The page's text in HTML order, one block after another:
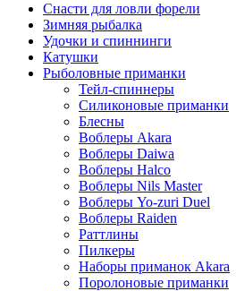
Снасти для ловли форели
Зимняя рыбалка
Удочки и спиннинги
Катушки
Рыболовные приманки
Тейл-спиннеры
Силиконовые приманки
Блесны
Воблеры Akara
Воблеры Daiwa
Воблеры Halco
Воблеры Nils Master
Воблеры Yo-zuri Duel
Воблеры Raiden
Раттлины
Пилкеры
Наборы приманок Akara
Поролоновые приманки